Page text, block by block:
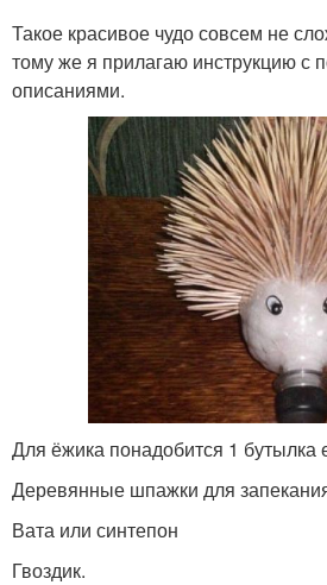
Такое красивое чудо совсем не
тому же я прилагаю инструкцию с
описаниями.
Для ёжика понадобится 1 бутылка
Деревянные шпажки для
Вата или синтепон
Гвоздик.